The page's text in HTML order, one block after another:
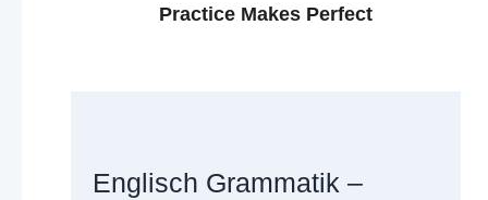
Practice Makes Perfect
Englisch Grammatik –